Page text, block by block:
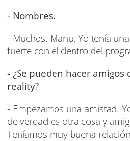
- Nombres.
- Muchos. Manu. Yo tenía
fuerte con él dentro del
- ¿Se pueden hacer amigos
reality?
- Empezamos una amistad.
de verdad es otra cosa y
Teníamos muy buena